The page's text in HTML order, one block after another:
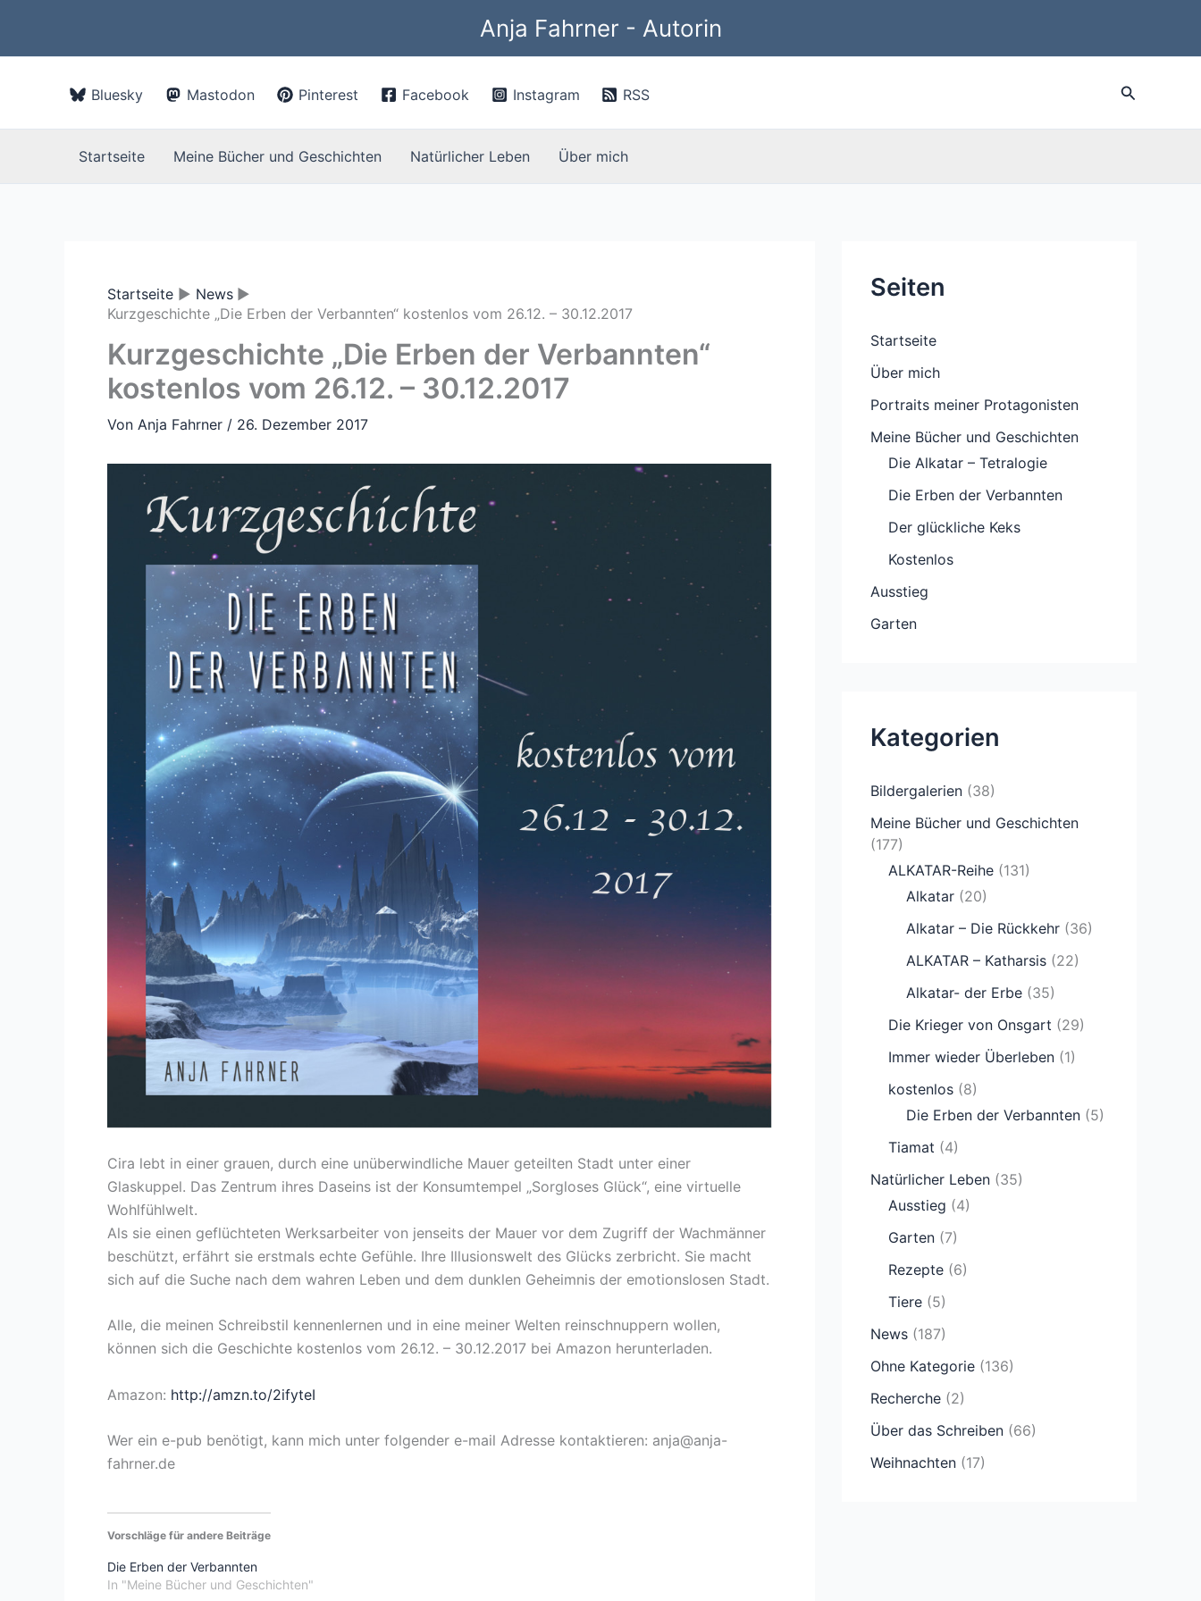
springen
Anja Fahrner - Autorin
Bluesky Mastodon Pinterest Facebook Instagram RSS Suche
Startseite Meine Bücher und Geschichten Natürlicher Leben Über mich
Startseite
News
Kurzgeschichte „Die Erben der Verbannten“ kostenlos vom 26.12. – 30.12.2017
Kurzgeschichte „Die Erben der Verbannten“
kostenlos vom 26.12. – 30.12.2017
Von Anja Fahrner / 26. Dezember 2017
Cira lebt in einer grauen, durch eine unüberwindliche Mauer geteilten Stadt unter einer
Glaskuppel. Das Zentrum ihres Daseins ist der Konsumtempel „Sorgloses Glück“, eine virtuelle
Wohlfühlwelt.
Als sie einen geflüchteten Werksarbeiter von jenseits der Mauer vor dem Zugriff der Wachmänner
beschützt, erfährt sie erstmals echte Gefühle. Ihre Illusionswelt des Glücks zerbricht. Sie macht
sich auf die Suche nach dem wahren Leben und dem dunklen Geheimnis der emotionslosen Stadt.
Alle, die meinen Schreibstil kennenlernen und in eine meiner Welten reinschnuppern wollen,
können sich die Geschichte kostenlos vom 26.12. – 30.12.2017 bei Amazon herunterladen.
Amazon: http://amzn.to/2ifyteI
Wer ein e-pub benötigt, kann mich unter folgender e-mail Adresse kontaktieren: anja@anja-
fahrner.de
Vorschläge für andere Beiträge
Die Erben der Verbannten
In "Meine Bücher und Geschichten"
Seiten
Startseite
Über mich
Portraits meiner Protagonisten
Meine Bücher und Geschichten
Die Alkatar – Tetralogie
Die Erben der Verbannten
Der glückliche Keks
Kostenlos
Ausstieg
Garten
Kategorien
Bildergalerien (38)
Meine Bücher und Geschichten
(177)
ALKATAR-Reihe (131)
Alkatar (20)
Alkatar – Die Rückkehr (36)
ALKATAR – Katharsis (22)
Alkatar- der Erbe (35)
Die Krieger von Onsgart (29)
Immer wieder Überleben (1)
kostenlos (8)
Die Erben der Verbannten (5)
Tiamat (4)
Natürlicher Leben (35)
Ausstieg (4)
Garten (7)
Rezepte (6)
Tiere (5)
News (187)
Ohne Kategorie (136)
Recherche (2)
Über das Schreiben (66)
Weihnachten (17)